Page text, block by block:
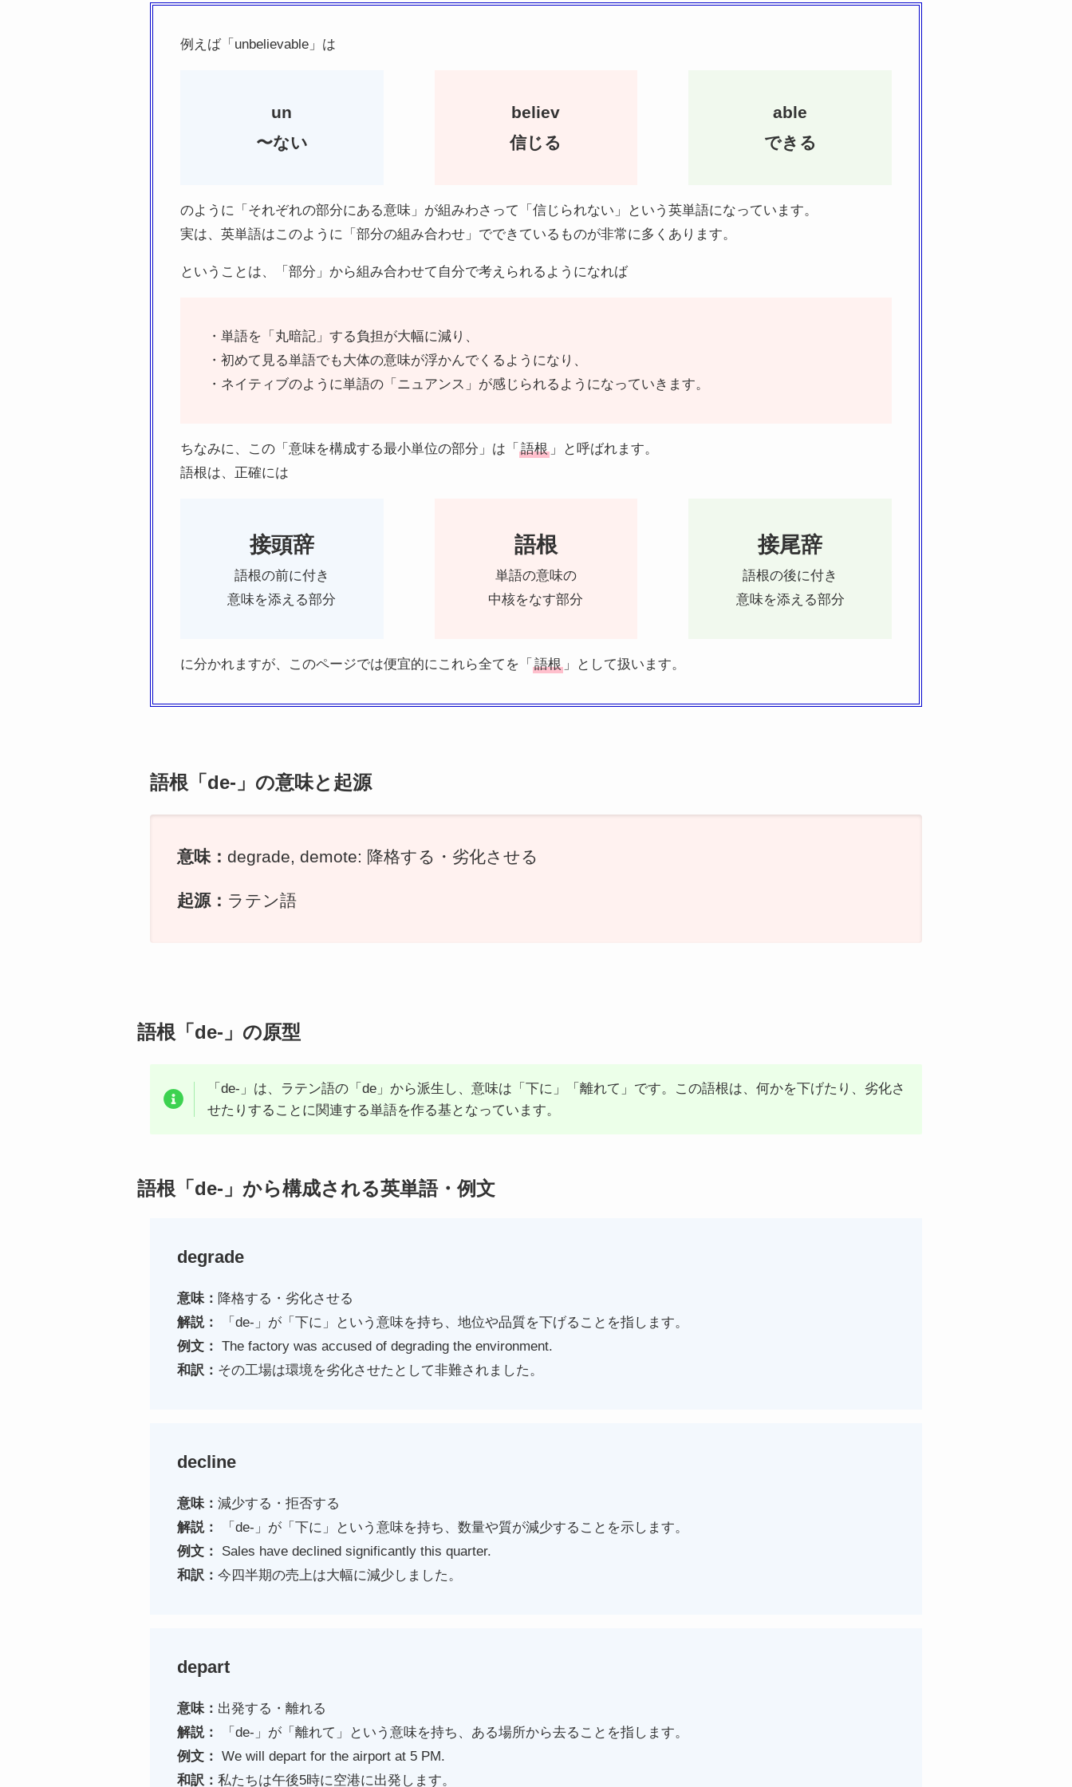
例えば「unbelievable」は
un
〜ない
believ
信じる
able
できる
のように「それぞれの部分にある意味」が組みわさって「信じられない」という英単語になっています。
実は、英単語はこのように「部分の組み合わせ」でできているものが非常に多くあります。
ということは、「部分」から組み合わせて自分で考えられるようになれば
・単語を「丸暗記」する負担が大幅に減り、
・初めて見る単語でも大体の意味が浮かんでくるようになり、
・ネイティブのように単語の「ニュアンス」が感じられるようになっていきます。
ちなみに、この「意味を構成する最小単位の部分」は「 語根 」と呼ばれます。
語根は、正確には
接頭辞
語根の前に付き
意味を添える部分
語根
単語の意味の
中核をなす部分
接尾辞
語根の後に付き
意味を添える部分
に分かれますが、このページでは便宜的にこれら全てを「 語根 」として扱います。
語根「de-」の意味と起源
意味： degrade, demote: 降格する・劣化させる
起源： ラテン語
語根「de-」の原型
「de-」は、ラテン語の「de」から派生し、意味は「下に」「離れて」です。この語根は、何かを下げたり、劣化さ
せたりすることに関連する単語を作る基となっています。
語根「de-」から構成される英単語・例文
degrade
意味： 降格する・劣化させる
解説：
「de-」が「下に」という意味を持ち、地位や品質を下げることを指します。
例文： The factory was accused of degrading the environment.
和訳： その工場は環境を劣化させたとして非難されました。
decline
意味： 減少する・拒否する
解説：
「de-」が「下に」という意味を持ち、数量や質が減少することを示します。
例文：
Sales have declined significantly this quarter.
和訳： 今四半期の売上は大幅に減少しました。
depart
意味： 出発する・離れる
解説：
「de-」が「離れて」という意味を持ち、ある場所から去ることを指します。
例文： We will depart for the airport at 5 PM.
和訳： 私たちは午後5時に空港に出発します。